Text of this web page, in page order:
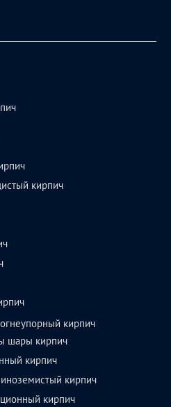
кирпич
кирпич
шары кирпич
кирпич
кирпич
кирпич